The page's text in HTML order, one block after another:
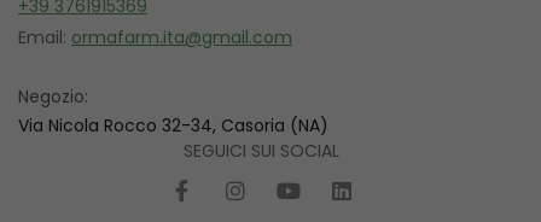
+39 3761915369
Email: ormafarm.ita@gmail.com
Negozio:
Via Nicola Rocco 32-34, Casoria (NA)
SEGUICI SUI SOCIAL